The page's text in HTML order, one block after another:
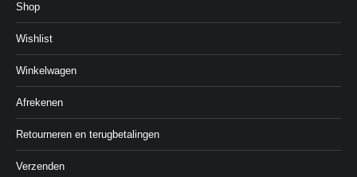
Shop
Wishlist
Winkelwagen
Afrekenen
Retourneren en terugbetalingen
Verzenden